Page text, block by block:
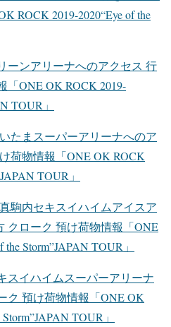
ROCK 2019-2020“Eye of the
ーンアリーナへのアクセス 行
「ONE OK ROCK 2019-
TOUR」
たまスーパーアリーナへのア
荷物情報「ONE OK ROCK
TOUR」
駒内セキスイハイムアイスア
クローク 預け荷物情報「ONE
Storm”JAPAN TOUR」
スイハイムスーパーアリーナ
ク 預け荷物情報「ONE OK
TOUR」